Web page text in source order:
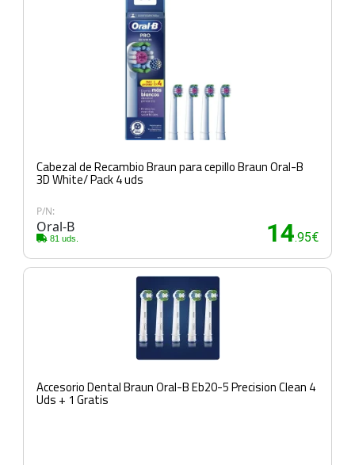
Cabezal de Recambio Braun para cepillo Braun Oral-B
3D White/ Pack 4 uds
P/N:
Oral-B
81 uds. 14.95€
Accesorio Dental Braun Oral-B Eb20-5 Precision Clean 4
Uds + 1 Gratis